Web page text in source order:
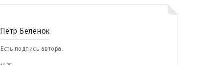
Петр Беленок
Есть подпись автора.